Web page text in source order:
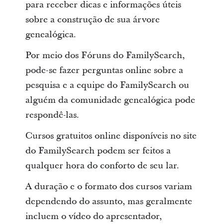
para receber dicas e informações úteis
sobre a construção de sua árvore
genealógica.
Por meio dos Fóruns do FamilySearch,
pode-se fazer perguntas online sobre a
pesquisa e a equipe do FamilySearch ou
alguém da comunidade genealógica pode
respondê-las.
Cursos gratuitos online disponíveis no site
do FamilySearch podem ser feitos a
qualquer hora do conforto de seu lar.
A duração e o formato dos cursos variam
dependendo do assunto, mas geralmente
incluem o vídeo do apresentador,